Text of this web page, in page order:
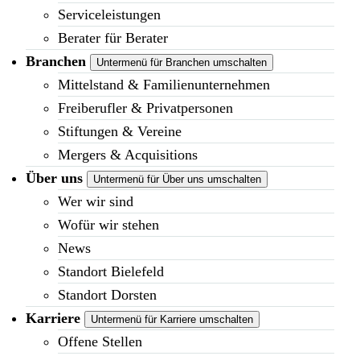
Serviceleistungen
Berater für Berater
Branchen
Untermenü für Branchen umschalten
Mittelstand & Familienunternehmen
Freiberufler & Privatpersonen
Stiftungen & Vereine
Mergers & Acquisitions
Über uns
Untermenü für Über uns umschalten
Wer wir sind
Wofür wir stehen
News
Standort Bielefeld
Standort Dorsten
Karriere
Untermenü für Karriere umschalten
Offene Stellen